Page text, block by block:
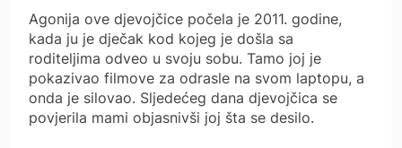
Agonija ove djevojčice počela je 2011. godine,
kada ju je dječak kod kojeg je došla sa
roditeljima odveo u svoju sobu. Tamo joj je
pokazivao filmove za odrasle na svom laptopu, a
onda je silovao. Sljedećeg dana djevojčica se
povjerila mami objasnivši joj šta se desilo.